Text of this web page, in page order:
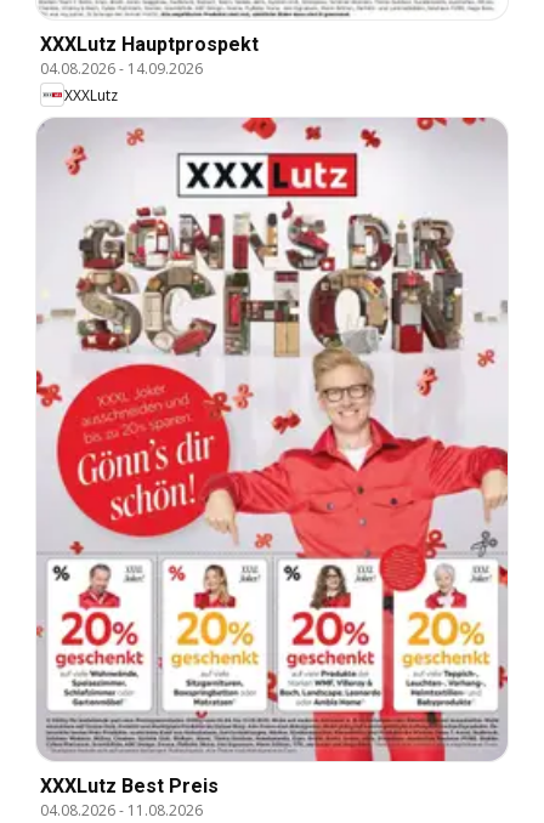
XXXLutz Hauptprospekt
04.08.2026- 14.09.2026
XXXLutz
XXXLutz Best Preis
04.08.2026- 11.08.2026